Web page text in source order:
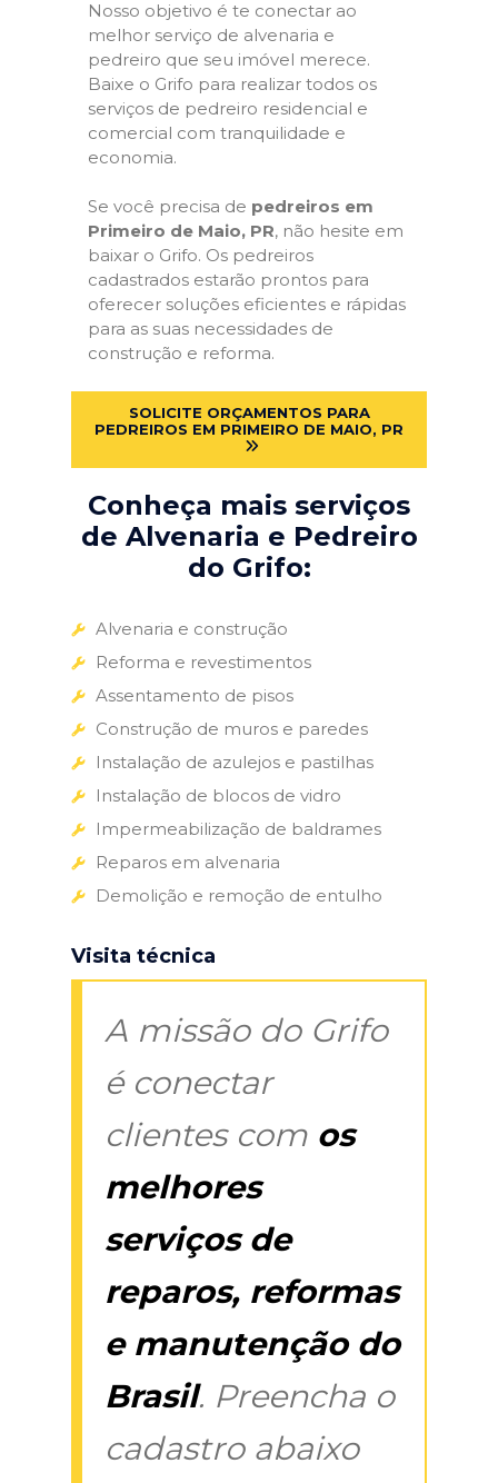
Nosso objetivo é te conectar ao
melhor serviço de alvenaria e
pedreiro que seu imóvel merece.
Baixe o Grifo para realizar todos os
serviços de pedreiro residencial e
comercial com tranquilidade e
economia.
Se você precisa de pedreiros em
Primeiro de Maio, PR, não hesite em
baixar o Grifo. Os pedreiros
cadastrados estarão prontos para
oferecer soluções eficientes e rápidas
para as suas necessidades de
construção e reforma.
SOLICITE ORÇAMENTOS PARA
PEDREIROS EM PRIMEIRO DE MAIO, PR
Conheça mais serviços
de Alvenaria e Pedreiro
do Grifo:
Alvenaria e construção
Reforma e revestimentos
Assentamento de pisos
Construção de muros e paredes
Instalação de azulejos e pastilhas
Instalação de blocos de vidro
Impermeabilização de baldrames
Reparos em alvenaria
Demolição e remoção de entulho
Visita técnica
A missão do Grifo
é conectar
clientes com os
melhores
serviços de
reparos, reformas
e manutenção do
Brasil. Preencha o
cadastro abaixo